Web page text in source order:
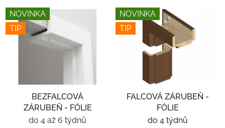
NOVINKA
TIP
BEZFALCOVÁ
ZÁRUBEŇ - FÓLIE
do 4 až 6 týdnů
NOVINKA
TIP
FALCOVÁ ZÁRUBEŇ -
FÓLIE
do 4 týdnů